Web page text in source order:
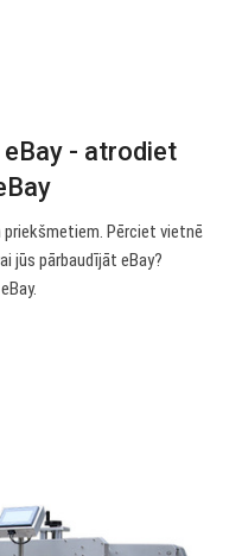
- atrodiet
priekšmetiem. Pērciet vietnē
jūs pārbaudījāt eBay?